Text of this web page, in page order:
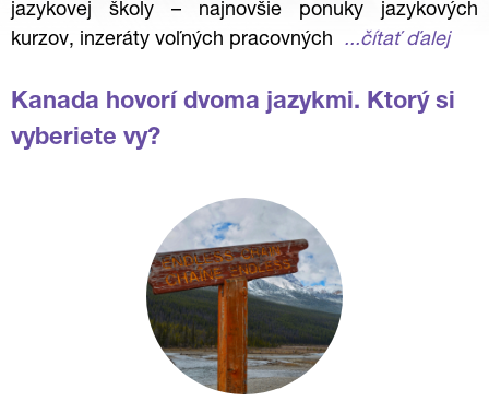
jazykovej školy – najnovšie ponuky jazykových
kurzov, inzeráty voľných pracovných
...čítať ďalej
Kanada hovorí dvoma jazykmi. Ktorý si
vyberiete vy?